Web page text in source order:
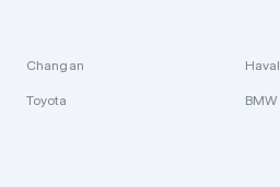
Changan Haval
Toyota BMW